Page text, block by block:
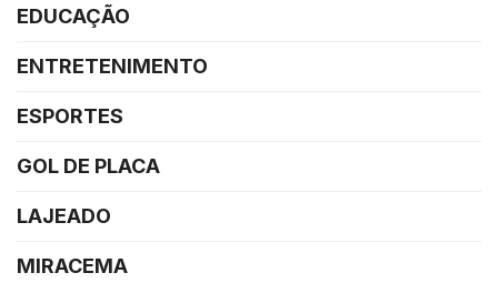
EDUCAÇÃO
ENTRETENIMENTO
ESPORTES
GOL DE PLACA
LAJEADO
MIRACEMA